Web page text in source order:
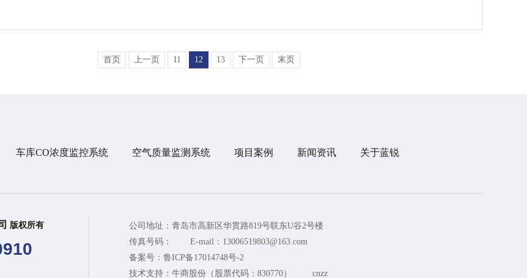
首页 上一页 11 12 13 下一页 末页
车库CO浓度监控系统 空气质量监测系统 项目案例 新闻资讯 关于蓝锐
版权所有
公司地址：青岛市高新区华贯路819号联东U谷2号楼
传真号码：
E-mail：13006519803@163.com
备案号： 鲁ICP备17014748号-2
技术支持：牛商股份（股票代码：830770）
cnzz